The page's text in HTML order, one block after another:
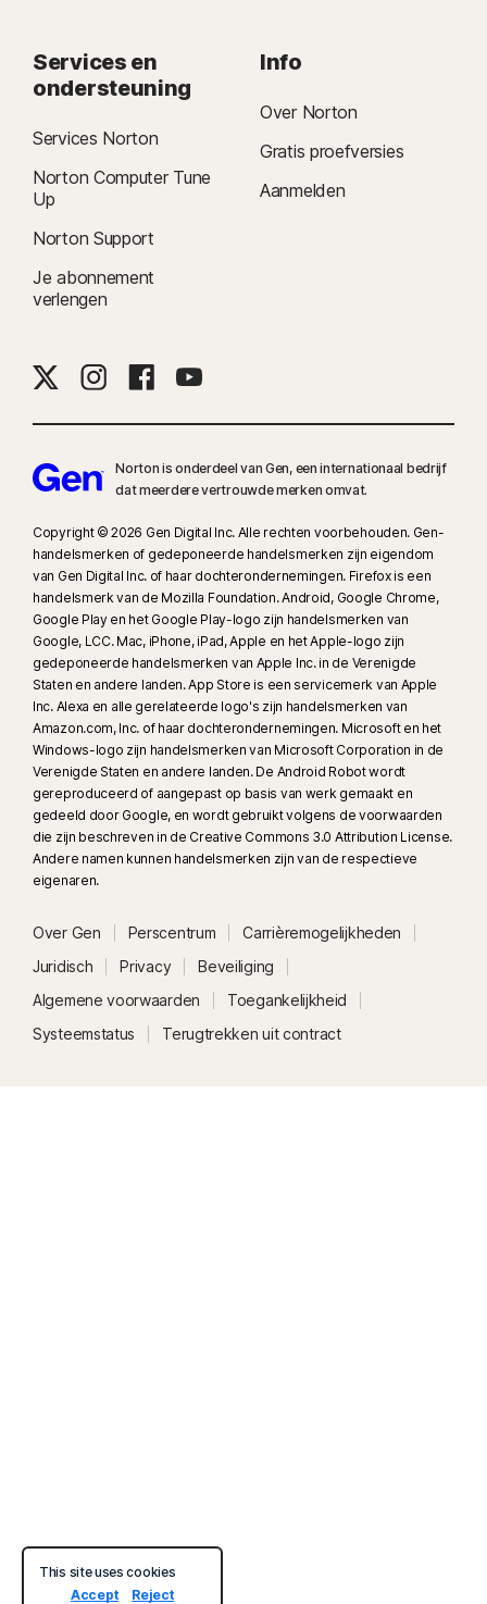
Services en
ondersteuning
Services Norton
Norton Computer Tune
Up
Norton Support
Je abonnement
verlengen
Info
Over Norton
Gratis proefversies
Aanmelden
Norton is onderdeel van Gen, een internationaal bedrijf
dat meerdere vertrouwde merken omvat.
Copyright © 2026 Gen Digital Inc. Alle rechten voorbehouden. Gen-
handelsmerken of gedeponeerde handelsmerken zijn eigendom
van Gen Digital Inc. of haar dochterondernemingen. Firefox is een
handelsmerk van de Mozilla Foundation. Android, Google Chrome,
Google Play en het Google Play-logo zijn handelsmerken van
Google, LCC. Mac, iPhone, iPad, Apple en het Apple-logo zijn
gedeponeerde handelsmerken van Apple Inc. in de Verenigde
Staten en andere landen. App Store is een servicemerk van Apple
Inc. Alexa en alle gerelateerde logo's zijn handelsmerken van
Amazon.com, Inc. of haar dochterondernemingen. Microsoft en het
Windows-logo zijn handelsmerken van Microsoft Corporation in de
Verenigde Staten en andere landen. De Android Robot wordt
gereproduceerd of aangepast op basis van werk gemaakt en
gedeeld door Google, en wordt gebruikt volgens de voorwaarden
die zijn beschreven in de Creative Commons 3.0 Attribution License.
Andere namen kunnen handelsmerken zijn van de respectieve
eigenaren.
Over Gen Perscentrum
Carrièremogelijkheden
Juridisch
Privacy
Beveiliging
Algemene voorwaarden
Toegankelijkheid
Systeemstatus
Terugtrekken uit contract
This site uses cookies
Accept
Reject